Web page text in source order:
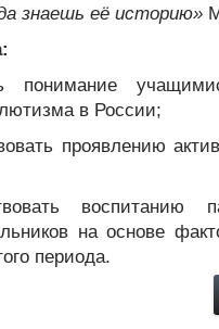
знаешь её историю»
понимание
в России;
проявлению
воспитанию
на основе
периода.